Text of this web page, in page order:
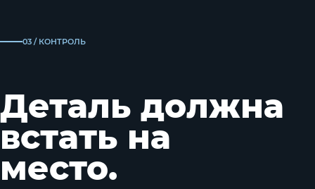
03 / КОНТРОЛЬ
Деталь должна
встать на
место.